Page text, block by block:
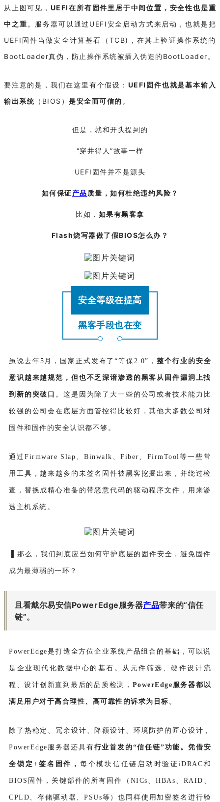
从上图可见， UEFI在所有固件里居于中间位置，安全性也是重
中之重 。服务器可以通过UEFI安全启动方式来启动，也就是把
UEFI固件当做安全计算基石（TCB)，在其上验证操作系统的
BootLoader真伪，防止操作系统被插入伪造的BootLoader。
要注意的是，我们在这里有个假设： UEFI固件也就是基本输入
输出系统 （BIOS） 是安全而可信的 。
但是，就和开头提到的
“穿井得人”故事一样
UEFI固件并不是源头
如何保证产品 质量，如何杜绝违约风险？
比如， 如果有黑客拿
Flash烧写器做了假BIOS怎么办？
安全等级在提高
黑客手段也在变
虽说去年5月，国家正式发布了“等保2.0”，整个行业的安全
意识越来越规范，但也不乏深谙渗透的黑客从固件漏洞上找
到新的突破口 。这是因为除了大一些的公司或者技术能力比
较强的公司会在底层方面管控得比较好，其他大多数公司对
固件和固件的安全认识都不够。
通过Firmware Slap、Binwalk、Fiber、FirmTool等一些常
用工具，越来越多的未签名固件被黑客挖掘出来，并绕过检
查，替换成精心准备的带恶意代码的驱动程序文件，用来渗
透主机系统。
▐ 那么，我们到底应当如何守护底层的固件安全，避免固件
成为最薄弱的一环？
且看戴尔易安信PowerEdge服务器产品带来的“信任
链”。
PowerEdge是打造全方位企业系统产品组合的基础，可以说
是企业现代化数据中心的基石。从元件筛选、硬件设计流
程、设计创新直到最后的品质检测， PowerEdge服务器都以
满足用户对于高合理性、高可靠性的诉求为目标 。
除了热稳定、冗余设计、降额设计、环境防护的匠心设计，
PowerEdge服务器还具有行业首发的“信任链”功能。凭借安
全锁定+ 签名固件， 每个模块信任链启动时验证iDRAC和
BIOS固件，关键部件的所有固件（NICs、HBAs、RAID、
CPLD、存储驱动器、PSUs等）也同样使用加密签名进行验